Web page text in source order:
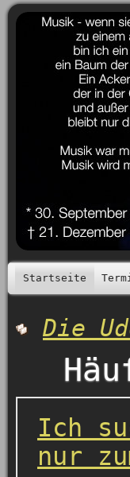
Startseite
Die
Ich
nur